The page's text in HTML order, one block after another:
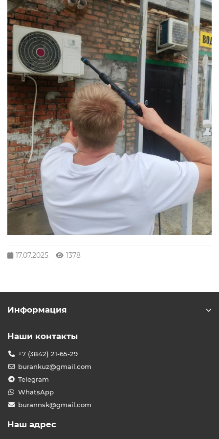
17.07.2025 1378
Информация
Наши контакты
+7 (3842) 21-65-29
burankuz@gmail.com
Telegram
WhatsApp
burannsk@gmail.com
Наш адрес